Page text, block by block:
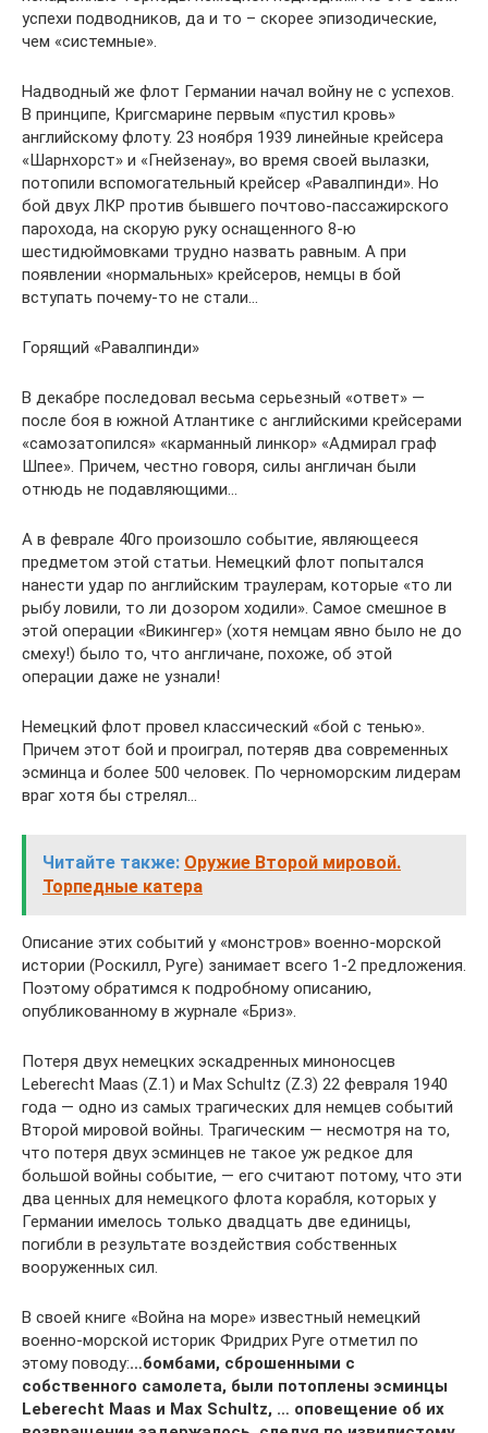
успехи подводников, да и то – скорее эпизодические,
чем «системные».
Надводный же флот Германии начал войну не с успехов.
В принципе, Кригсмарине первым «пустил кровь»
английскому флоту. 23 ноября 1939 линейные крейсера
«Шарнхорст» и «Гнейзенау», во время своей вылазки,
потопили вспомогательный крейсер «Равалпинди». Но
бой двух ЛКР против бывшего почтово-пассажирского
парохода, на скорую руку оснащенного 8-ю
шестидюймовками трудно назвать равным. А при
появлении «нормальных» крейсеров, немцы в бой
вступать почему-то не стали…
Горящий «Равалпинди»
В декабре последовал весьма серьезный «ответ» —
после боя в южной Атлантике с английскими крейсерами
«самозатопился» «карманный линкор» «Адмирал граф
Шпее». Причем, честно говоря, силы англичан были
отнюдь не подавляющими…
А в феврале 40го произошло событие, являющееся
предметом этой статьи. Немецкий флот попытался
нанести удар по английским траулерам, которые «то ли
рыбу ловили, то ли дозором ходили». Самое смешное в
этой операции «Викингер» (хотя немцам явно было не до
смеху!) было то, что англичане, похоже, об этой
операции даже не узнали!
Немецкий флот провел классический «бой с тенью».
Причем этот бой и проиграл, потеряв два современных
эсминца и более 500 человек. По черноморским лидерам
враг хотя бы стрелял…
Читайте также: Оружие Второй мировой.
Торпедные катера
Описание этих событий у «монстров» военно-морской
истории (Роскилл, Руге) занимает всего 1-2 предложения.
Поэтому обратимся к подробному описанию,
опубликованному в журнале «Бриз».
Потеря двух немецких эскадренных миноносцев
Leberecht Maas (Z.1) и Max Schultz (Z.3) 22 февраля 1940
года — одно из самых трагических для немцев событий
Второй мировой войны. Трагическим — несмотря на то,
что потеря двух эсминцев не такое уж редкое для
большой войны событие, — его считают потому, что эти
два ценных для немецкого флота корабля, которых у
Германии имелось только двадцать две единицы,
погибли в результате воздействия собственных
вооруженных сил.
В своей книге «Война на море» известный немецкий
военно-морской историк Фридрих Руге отметил по
этому поводу:…бомбами, сброшенными с
собственного самолета, были потоплены эсминцы
Leberecht Maas и Max Schultz, … оповещение об их